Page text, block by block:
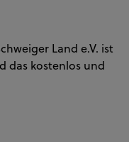
Land e.V. ist
das kostenlos und